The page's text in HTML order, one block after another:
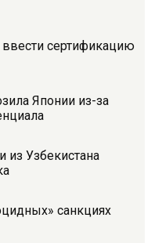
сертификацию
Японии из-за
Узбекистана
санкциях